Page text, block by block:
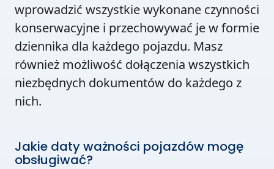
wprowadzić wszystkie wykonane czynności
konserwacyjne i przechowywać je w formie
dziennika dla każdego pojazdu. Masz
również możliwość dołączenia wszystkich
niezbędnych dokumentów do każdego z
nich.
Jakie daty ważności pojazdów mogę
obsługiwać?